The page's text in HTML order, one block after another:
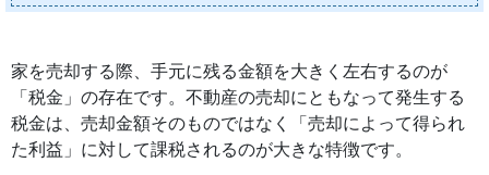
家を売却する際、手元に残る金額を大きく左右するのが
「税金」の存在です。不動産の売却にともなって発生する
税金は、売却金額そのものではなく「売却によって得られ
た利益」に対して課税されるのが大きな特徴です。